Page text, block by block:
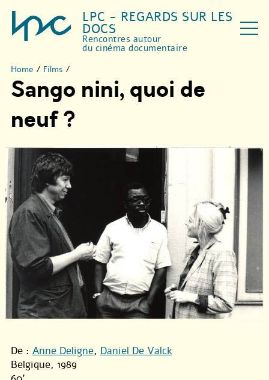
LPC - REGARDS SUR LES
DOCS
Rencontres autour
du cinéma documentaire
Home / Films /
Sango nini, quoi de
neuf ?
De : Anne Deligne, Daniel De Valck
Belgique, 1989